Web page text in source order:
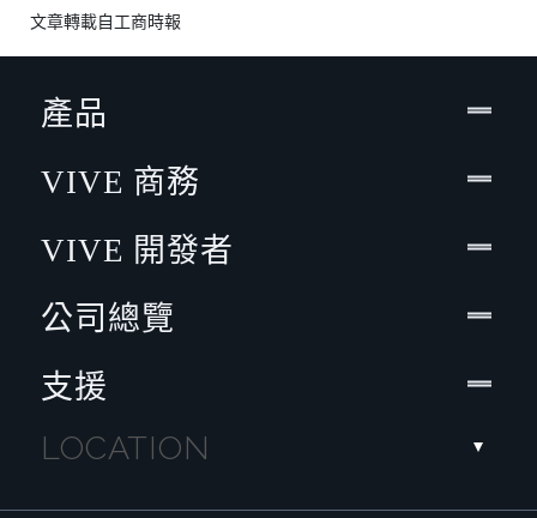
文章轉載自 工商時報
產品
VIVE 商務
VIVE 開發者
公司總覽
支援
LOCATION